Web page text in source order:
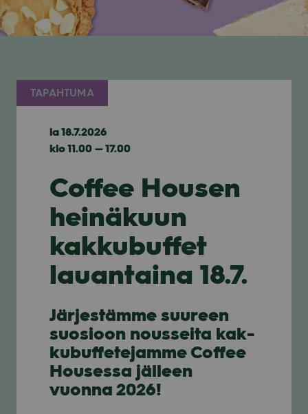
TAPAHTUMA
la 18.7.2026
klo 11.00 — 17.00
Coffee Housen
heinäkuun
kakkubuffet
lauantaina 18.7.
Jär­jes­tämme suu­reen
suo­sioon nous­seita kak­
ku­buf­fe­te­jamme Cof­fee
Housessa jäl­leen
vuonna 2026!